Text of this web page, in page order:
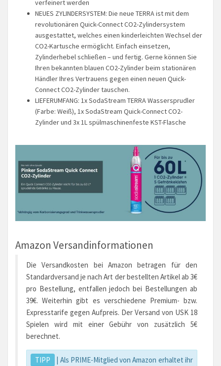
verfeinert werden
NEUES ZYLINDERSYSTEM: Die neue TERRA ist mit dem
revolutionären Quick-Connect CO2-Zylindersystem
ausgestattet, welches einen kinderleichten Wechsel der
CO2-Kartusche ermöglicht. Einfach einsetzen,
Zylinderhebel schließen – und fertig. Gerne können Sie
Ihren bekannten blauen CO2-Zylinder beim stationären
Händler Ihres Vertrauens gegen einen neuen Quick-
Connect CO2-Zylinder tauschen.
LIEFERUMFANG: 1x SodaStream TERRA Wassersprudler
(Farbe: Weiß), 1x SodaStream Quick-Connect CO2-
Zylinder und 3x 1L spülmaschinenfeste KST-Flasche
Amazon Versandinformationen
Die Versandkosten bei Amazon betragen für den
Standardversand je nach Art der bestellten Artikel ab 3€
pro Bestellung, entfallen jedoch bei Bestellungen ab
39€. Weiterhin gibt es verschiedene Premium- bzw.
Expresstarife gegen Aufpreis. Der Versand von USK 18
Spielen wird mit einer Gebühr von zusätzlich 5€
berechnet.
TIPP
| Als PRIME-Mitglied von Amazon erhaltet ihr